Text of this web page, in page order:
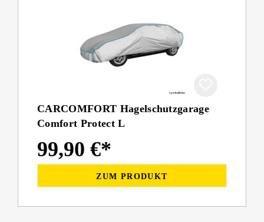
CARCOMFORT Hagelschutzgarage
Comfort Protect L
99,90 €*
ZUM PRODUKT